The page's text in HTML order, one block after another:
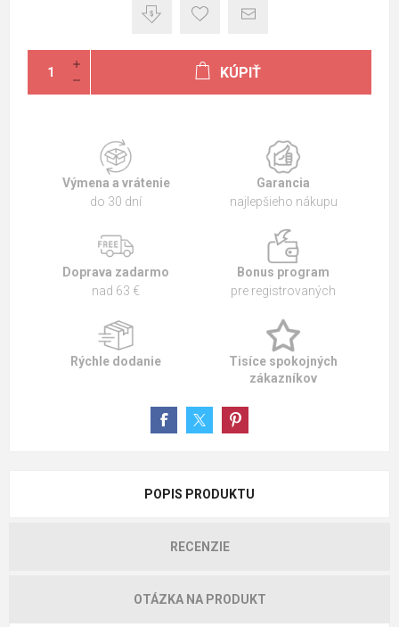
KÚPIŤ
Výmena a vrátenie
do 30 dní
Garancia
najlepšieho nákupu
Doprava zadarmo
nad 63 €
Bonus program
pre registrovaných
Rýchle dodanie
Tisíce spokojných
zákazníkov
POPIS PRODUKTU
RECENZIE
OTÁZKA NA PRODUKT